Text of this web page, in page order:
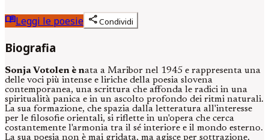
menu_bookLeggi le poesie shareCondividi
Biografia
Sonja Votolen è nata a Maribor nel 1945 e rappresenta una
delle voci più intense e liriche della poesia slovena
contemporanea, una scrittura che affonda le radici in una
spiritualità panica e in un ascolto profondo dei ritmi naturali.
La sua formazione, che spazia dalla letteratura all'interesse
per le filosofie orientali, si riflette in un'opera che cerca
costantemente l'armonia tra il sé interiore e il mondo esterno.
La sua poesia non è mai gridata, ma agisce per sottrazione,